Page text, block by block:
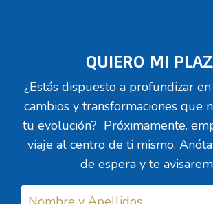
QUIERO MI
¿Estás dispuesto a profundizar
cambios y transformaciones que
tu evolución? Próximamente.
viaje al centro de ti mismo.
de espera y te